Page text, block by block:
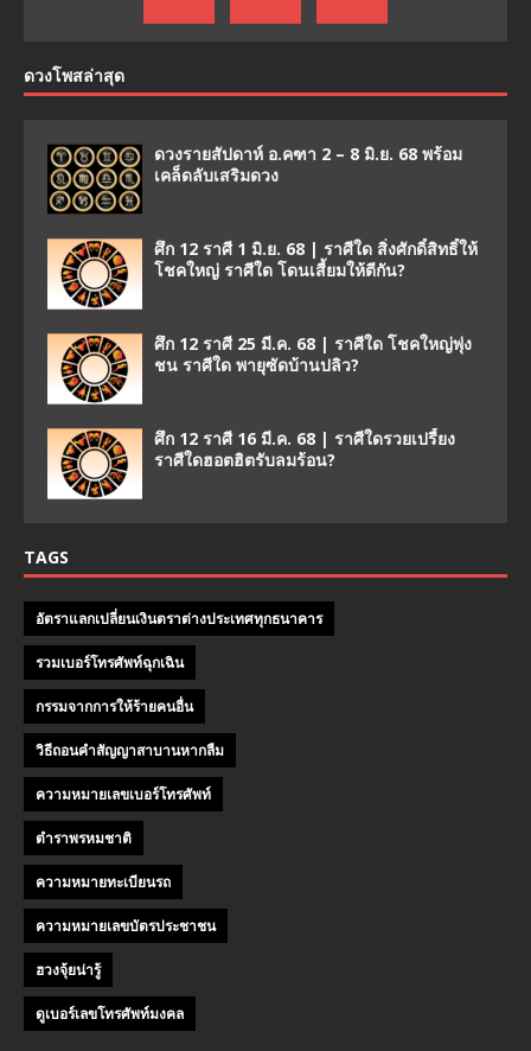
ดวงโพสล่าสุด
ดวงรายสัปดาห์ อ.คฑา 2 – 8 มิ.ย. 68 พร้อม
เคล็ดลับเสริมดวง
ศึก 12 ราศี 1 มิ.ย. 68 | ราศีใด สิ่งศักดิ์สิทธิ์ให้
โชคใหญ่ ราศีใด โดนเสี้ยมให้ตีกัน?
ศึก 12 ราศี 25 มี.ค. 68 | ราศีใด โชคใหญ่พุ่ง
ชน ราศีใด พายุซัดบ้านปลิว?
ศึก 12 ราศี 16 มี.ค. 68 | ราศีใดรวยเปรี้ยง
ราศีใดฮอตฮิตรับลมร้อน?
TAGS
อัตราแลกเปลี่ยนเงินตราต่างประเทศทุกธนาคาร
รวมเบอร์โทรศัพท์ฉุกเฉิน
กรรมจากการให้ร้ายคนอื่น
วิธีถอนคําสัญญาสาบานหากลืม
ความหมายเลขเบอร์โทรศัพท์
ตำราพรหมชาติ
ความหมายทะเบียนรถ
ความหมายเลขบัตรประชาชน
ฮวงจุ้ยน่ารู้
ดูเบอร์เลขโทรศัพท์มงคล